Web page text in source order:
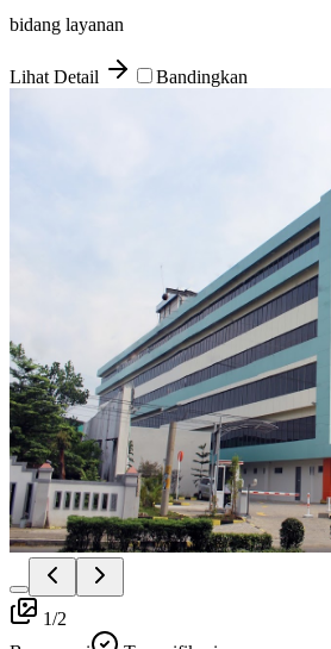
bidang layanan
Lihat Detail Bandingkan
1/2